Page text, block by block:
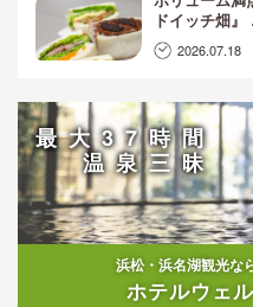
ドイッチ畑
2026.07.18
最大37時間
温泉三昧
浜松・浜名湖観光な
ホテルウェ